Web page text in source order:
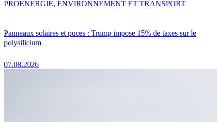
Panneaux solaires et puces : Trump impose 15% de taxes sur le
polysilicium
07.08.2026
PROENERGIE, ENVIRONNEMENT ET TRANSPORT